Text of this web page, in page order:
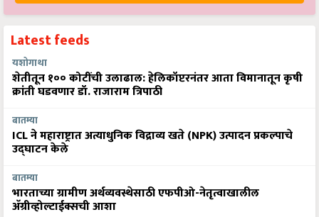
Latest feeds
यशोगाथा
शेतीतून १०० कोटींची उलाढाल: हेलिकॉप्टरनंतर आता विमानातून कृषी
क्रांती घडवणार डॉ. राजाराम त्रिपाठी
बातम्या
ICL ने महाराष्ट्रात अत्याधुनिक विद्राव्य खते (NPK) उत्पादन प्रकल्पाचे
उद्घाटन केले
बातम्या
भारताच्या ग्रामीण अर्थव्यवस्थेसाठी एफपीओ-नेतृत्वाखालील
अ‍ॅग्रीव्होल्टाईक्सची आशा